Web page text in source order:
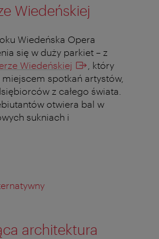
Wiedeńskiej
Wiedeńska Opera
się w duży parkiet – z
Wiedeńskiej
, który
spotkań artystów,
z całego świata.
otwiera bal w
sukniach i
architektura